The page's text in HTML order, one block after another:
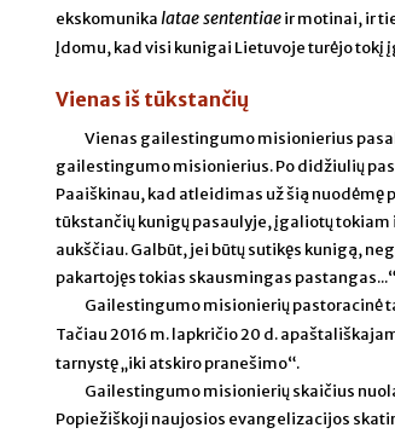
ekskomunikalatae sententiaeir motinai, ir
Įdomu, kad visi kunigai Lietuvoje turėjo
Vienas iš tūkstančių
Vienas gailestingumo misionierius
gailestingumo misionierius. Po didžiulių
Paaiškinau, kad atleidimas už šią nuodėmę
tūkstančių kunigų pasaulyje, įgaliotų
aukščiau. Galbūt, jei būtų sutikęs kunigą,
pakartojęs tokias skausmingas pastangas...“
Gailestingumo misionierių pastoracinė
Tačiau 2016 m. lapkričio 20 d.
tarnystę „iki atskiro pranešimo“.
Gailestingumo misionierių skaičius
Popiežiškoji naujosios evangelizacijos